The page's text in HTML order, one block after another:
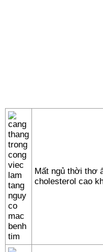
Mất ngủ thời thơ
cholesterol cao